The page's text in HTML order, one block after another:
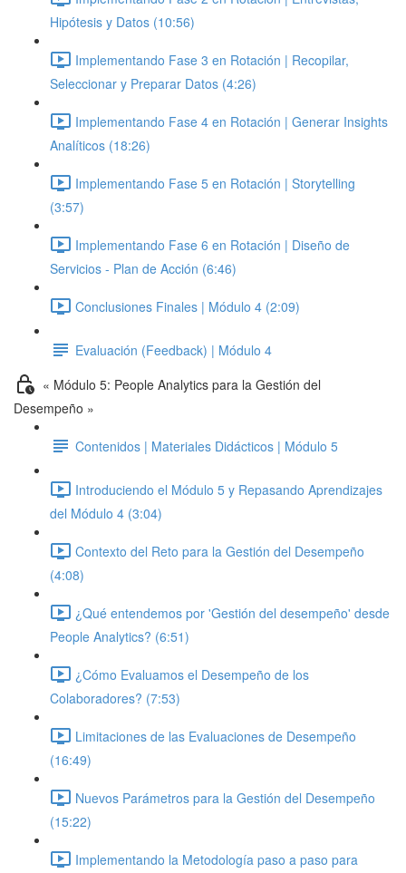
Hipótesis y Datos (10:56)
Implementando Fase 3 en Rotación | Recopilar,
Seleccionar y Preparar Datos (4:26)
Implementando Fase 4 en Rotación | Generar Insights
Analíticos (18:26)
Implementando Fase 5 en Rotación | Storytelling
(3:57)
Implementando Fase 6 en Rotación | Diseño de
Servicios - Plan de Acción (6:46)
Conclusiones Finales | Módulo 4 (2:09)
Evaluación (Feedback) | Módulo 4
« Módulo 5: People Analytics para la Gestión del
Desempeño »
Contenidos | Materiales Didácticos | Módulo 5
Introduciendo el Módulo 5 y Repasando Aprendizajes
del Módulo 4 (3:04)
Contexto del Reto para la Gestión del Desempeño
(4:08)
¿Qué entendemos por 'Gestión del desempeño' desde
People Analytics? (6:51)
¿Cómo Evaluamos el Desempeño de los
Colaboradores? (7:53)
Limitaciones de las Evaluaciones de Desempeño
(16:49)
Nuevos Parámetros para la Gestión del Desempeño
(15:22)
Implementando la Metodología paso a paso para